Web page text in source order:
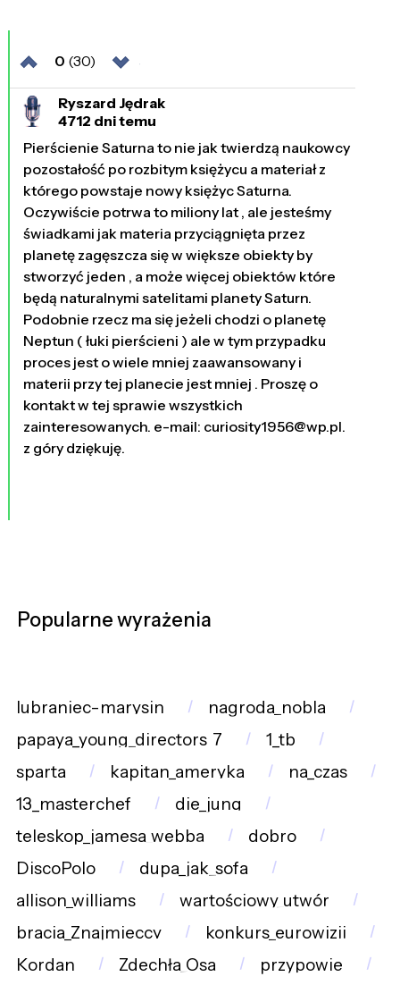
0 (30)
Ryszard Jędrak
4712 dni temu
Pierścienie Saturna to nie jak twierdzą naukowcy
pozostałość po rozbitym księżycu a materiał z
którego powstaje nowy księżyc Saturna.
Oczywiście potrwa to miliony lat , ale jesteśmy
świadkami jak materia przyciągnięta przez
planetę zagęszcza się w większe obiekty by
stworzyć jeden , a może więcej obiektów które
będą naturalnymi satelitami planety Saturn.
Podobnie rzecz ma się jeżeli chodzi o planetę
Neptun ( łuki pierścieni ) ale w tym przypadku
proces jest o wiele mniej zaawansowany i
materii przy tej planecie jest mniej . Proszę o
kontakt w tej sprawie wszystkich
zainteresowanych. e-mail: curiosity1956@wp.pl.
z góry dziękuję.
Popularne wyrażenia
lubraniec-marysin
nagroda_nobla
papaya_young_directors_7
1_tb
sparta
kapitan_ameryka
na_czas
13_masterchef
die_jung
teleskop_jamesa_webba
dobro
DiscoPolo
dupa_jak_sofa
allison_williams
wartościowy_utwór
bracia_Znajmieccy
konkurs_eurowizji
Kordan
Zdechła_Osa
przypowie